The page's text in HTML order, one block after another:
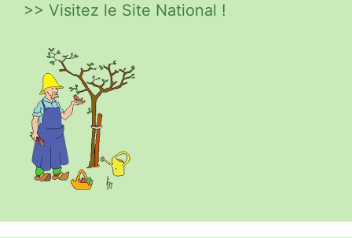
>> Visitez le Site National !